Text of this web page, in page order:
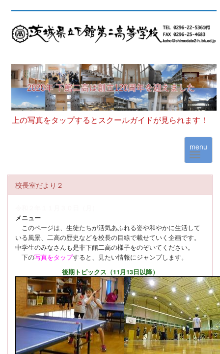
上の写真をタップするとスクールガイドが見られます！
menu
校長室だより２
メニュー
このページは、生徒たちが活気あふれる姿や和やかに生活して
いる風景、二高の歴史などを校長の目線で載せていく企画です。
中学生のみなさんも是非下館二高の様子をのぞいてください。
下の写真をタップすると、見たい情報にジャンプします。
後期トピックス（11月13日以降）